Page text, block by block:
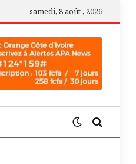
samedi, 8 août , 2026